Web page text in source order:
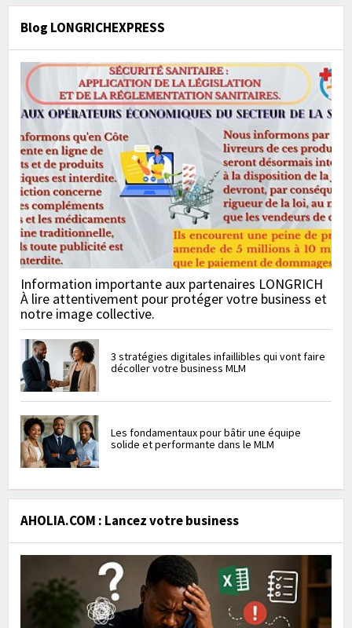
Blog LONGRICHEXPRESS
Information importante aux partenaires LONGRICH
À lire attentivement pour protéger votre business et
notre image collective.
3 stratégies digitales infaillibles qui vont faire
décoller votre business MLM
Les fondamentaux pour bâtir une équipe
solide et performante dans le MLM
AHOLIA.COM : Lancez votre business